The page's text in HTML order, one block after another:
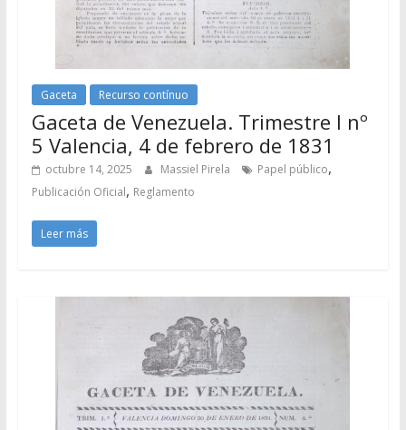
Gaceta Recurso contínuo
Gaceta de Venezuela. Trimestre I nº
5 Valencia, 4 de febrero de 1831
octubre 14, 2025 Massiel Pirela Papel público,
Publicación Oficial, Reglamento
Leer más